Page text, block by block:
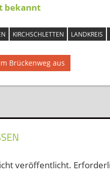
bekannt
KIRCHSCHLETTEN LANDKREIS
Brückenweg aus
veröffentlicht.